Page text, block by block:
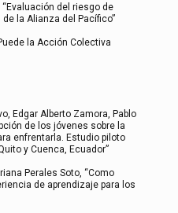
del riesgo de
la Alianza del Pacífico”
la Acción Colectiva
Edgar Alberto Zamora, Pablo
de los jóvenes sobre la
enfrentarla. Estudio piloto
y Cuenca, Ecuador”
Perales Soto, “Como
de aprendizaje para los